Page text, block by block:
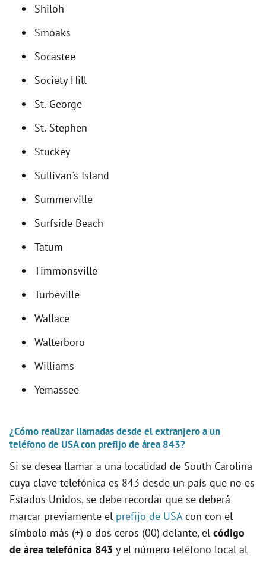
Shiloh
Smoaks
Socastee
Society Hill
St. George
St. Stephen
Stuckey
Sullivan's Island
Summerville
Surfside Beach
Tatum
Timmonsville
Turbeville
Wallace
Walterboro
Williams
Yemassee
¿Cómo realizar llamadas desde el extranjero a un
teléfono de USA con prefijo de área 843?
Si se desea llamar a una localidad de South Carolina
cuya clave telefónica es 843 desde un país que no es
Estados Unidos, se debe recordar que se deberá
marcar previamente el prefijo de USAcon con el
símbolo más (+) o dos ceros (00) delante, el código
de área telefónica 843 y el número teléfono local al